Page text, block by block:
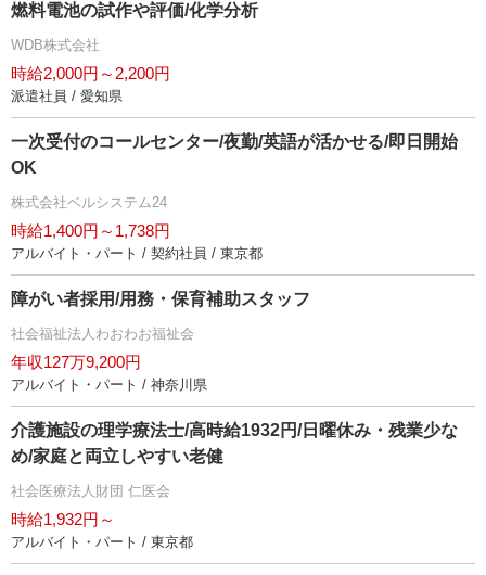
燃料電池の試作や評価/化学分析
WDB株式会社
時給2,000円～2,200円
派遣社員 / 愛知県
一次受付のコールセンター/夜勤/英語が活かせる/即日開始
OK
株式会社ベルシステム24
時給1,400円～1,738円
アルバイト・パート / 契約社員 / 東京都
障がい者採用/用務・保育補助スタッフ
社会福祉法人わおわお福祉会
年収127万9,200円
アルバイト・パート / 神奈川県
介護施設の理学療法士/高時給1932円/日曜休み・残業少な
め/家庭と両立しやすい老健
社会医療法人財団 仁医会
時給1,932円～
アルバイト・パート / 東京都